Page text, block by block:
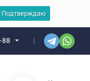
Подтверждаю
88